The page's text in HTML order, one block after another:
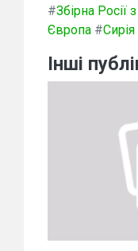
#Збірна Росії
Європа #Сирія
Інші